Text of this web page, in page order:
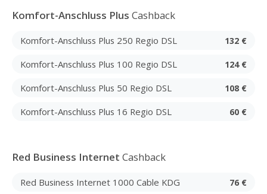
Komfort-Anschluss Plus Cashback
Komfort-Anschluss Plus 250 Regio DSL 132 €
Komfort-Anschluss Plus 100 Regio DSL 124 €
Komfort-Anschluss Plus 50 Regio DSL 108 €
Komfort-Anschluss Plus 16 Regio DSL 60 €
Red Business Internet Cashback
Red Business Internet 1000 Cable KDG 76 €